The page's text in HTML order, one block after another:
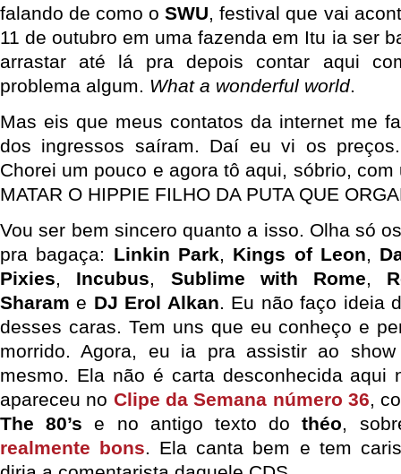
falando de como oSWU, festival que vai
11 de outubro em uma fazenda em Itu ia ser
arrastar até lá pra depois contar aqui
problema algum. What a wonderful world.
Mas eis que meus contatos da internet me
dos ingressos saíram. Daí eu vi os
Chorei um pouco e agora tô aqui, sóbrio,
MATAR O HIPPIE FILHO DA PUTA QUE
Vou ser bem sincero quanto a isso. Olha só
pra bagaça: Linkin Park, Kings of Leon,
Pixies, Incubus, Sublime with Rome,
Sharam e DJ Erol Alkan. Eu não faço ideia
desses caras. Tem uns que eu conheço e
morrido. Agora, eu ia pra assistir ao
mesmo. Ela não é carta desconhecida aqui
apareceu no Clipe da Semana número 36,
The 80’s e no antigo texto dothéo,
realmente bons. Ela canta bem e tem